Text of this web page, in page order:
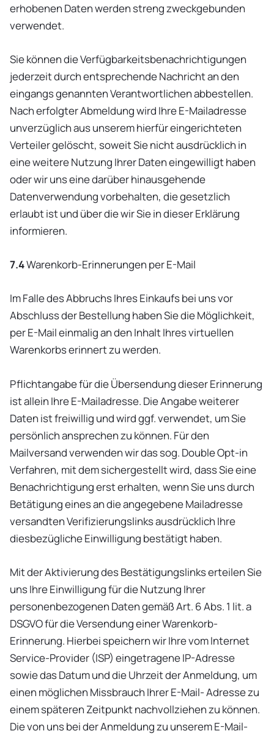
erhobenen Daten werden streng zweckgebunden
verwendet.
Sie können die Verfügbarkeitsbenachrichtigungen
jederzeit durch entsprechende Nachricht an den
eingangs genannten Verantwortlichen abbestellen.
Nach erfolgter Abmeldung wird Ihre E-Mailadresse
unverzüglich aus unserem hierfür eingerichteten
Verteiler gelöscht, soweit Sie nicht ausdrücklich in
eine weitere Nutzung Ihrer Daten eingewilligt haben
oder wir uns eine darüber hinausgehende
Datenverwendung vorbehalten, die gesetzlich
erlaubt ist und über die wir Sie in dieser Erklärung
informieren.
7.4Warenkorb-Erinnerungen per E-Mail
Im Falle des Abbruchs Ihres Einkaufs bei uns vor
Abschluss der Bestellung haben Sie die Möglichkeit,
per E-Mail einmalig an den Inhalt Ihres virtuellen
Warenkorbs erinnert zu werden.
Pflichtangabe für die Übersendung dieser Erinnerung
ist allein Ihre E-Mailadresse. Die Angabe weiterer
Daten ist freiwillig und wird ggf. verwendet, um Sie
persönlich ansprechen zu können. Für den
Mailversand verwenden wir das sog. Double Opt-in
Verfahren, mit dem sichergestellt wird, dass Sie eine
Benachrichtigung erst erhalten, wenn Sie uns durch
Betätigung eines an die angegebene Mailadresse
versandten Verifizierungslinks ausdrücklich Ihre
diesbezügliche Einwilligung bestätigt haben.
Mit der Aktivierung des Bestätigungslinks erteilen Sie
uns Ihre Einwilligung für die Nutzung Ihrer
personenbezogenen Daten gemäß Art. 6 Abs. 1 lit. a
DSGVO für die Versendung einer Warenkorb-
Erinnerung. Hierbei speichern wir Ihre vom Internet
Service-Provider (ISP) eingetragene IP-Adresse
sowie das Datum und die Uhrzeit der Anmeldung, um
einen möglichen Missbrauch Ihrer E-Mail- Adresse zu
einem späteren Zeitpunkt nachvollziehen zu können.
Die von uns bei der Anmeldung zu unserem E-Mail-